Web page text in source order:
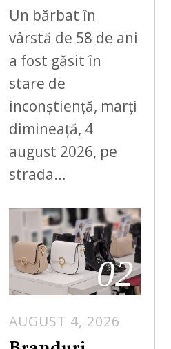
Un bărbat în
vârstă de 58 de ani
a fost găsit în
stare de
inconștiență, marți
dimineață, 4
august 2026, pe
strada…
02
AUGUST 4, 2026